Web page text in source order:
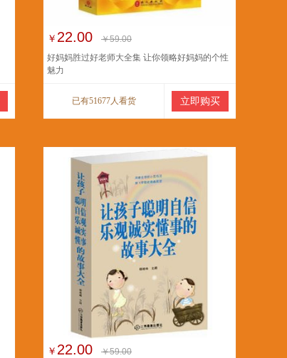
￥ 22.00
￥59.00
好妈妈胜过好老师大全集 让你领略好妈妈的个性
魅力
已有51677人看货 立即购买
￥ 22.00
￥59.00